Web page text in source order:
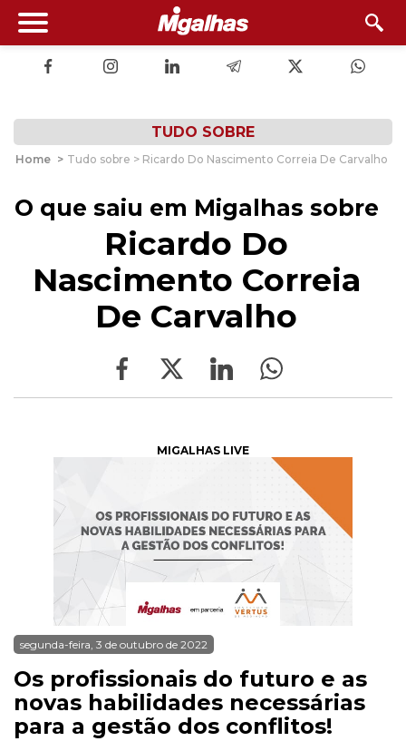
TUDO SOBRE
Home > Tudo sobre > Ricardo Do Nascimento Correia De Carvalho
O que saiu em Migalhas sobre
Ricardo Do
Nascimento Correia
De Carvalho
MIGALHAS LIVE
segunda-feira, 3 de outubro de 2022
Os profissionais do futuro e as
novas habilidades necessárias
para a gestão dos conflitos!